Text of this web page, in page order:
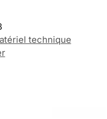
technique